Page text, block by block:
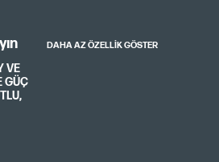
VE
GÜÇ
DAHA AZ ÖZELLİK GÖSTER